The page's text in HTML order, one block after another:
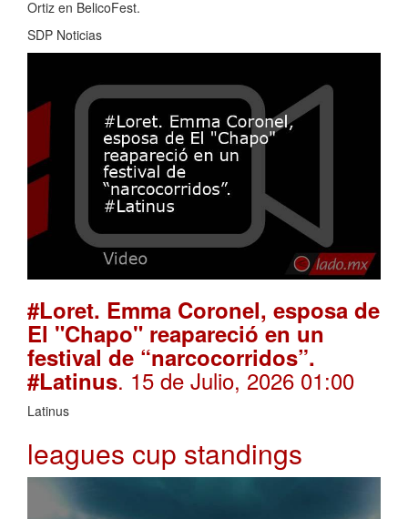
Ortiz en BelicoFest.
SDP Noticias
#Loret. Emma Coronel, esposa de
El "Chapo" reapareció en un
festival de “narcocorridos”.
#Latinus. 15 de Julio, 2026 01:00
Latinus
leagues cup standings